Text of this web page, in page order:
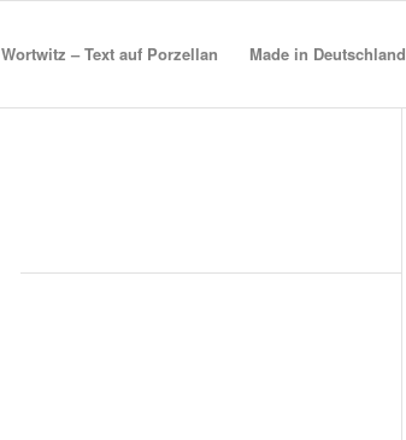
Wortwitz – Text auf Porzellan Made in Deutschland